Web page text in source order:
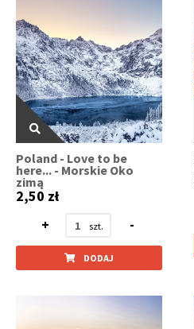
Poland - Love to be
here... - Morskie Oko
zimą
2,50 zł
+
-
DODAJ